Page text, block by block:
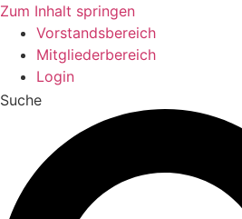
Zum Inhalt springen
Vorstandsbereich
Mitgliederbereich
Login
Suche